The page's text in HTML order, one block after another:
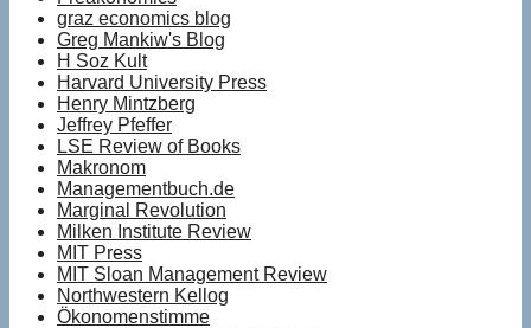
graz economics blog
Greg Mankiw's Blog
H Soz Kult
Harvard University Press
Henry Mintzberg
Jeffrey Pfeffer
LSE Review of Books
Makronom
Managementbuch.de
Marginal Revolution
Milken Institute Review
MIT Press
MIT Sloan Management Review
Northwestern Kellog
Ökonomenstimme